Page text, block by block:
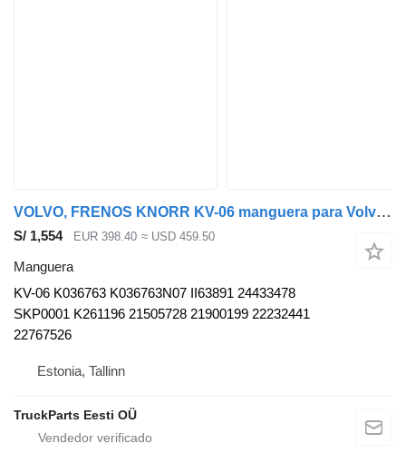
VOLVO, FRENOS KNORR KV-06 manguera para Volvo B5LH, B0E (2008-) autobús
S/ 1,554 EUR 398.40 ≈ USD 459.50
Manguera
KV-06 K036763 K036763N07 II63891 24433478
SKP0001 K261196 21505728 21900199 22232441
22767526
Estonia, Tallinn
TruckParts Eesti OÜ